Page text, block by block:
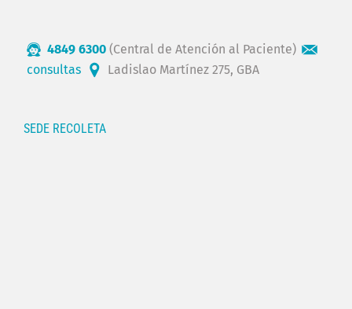
4849 6300 (Central de Atención al Paciente)
consultas
Ladislao Martínez 275, GBA
SEDE RECOLETA